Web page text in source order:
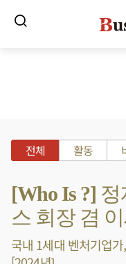
전체 활동
[Who Is ?]
스 회장 겸
국내 1세대 벤처기업